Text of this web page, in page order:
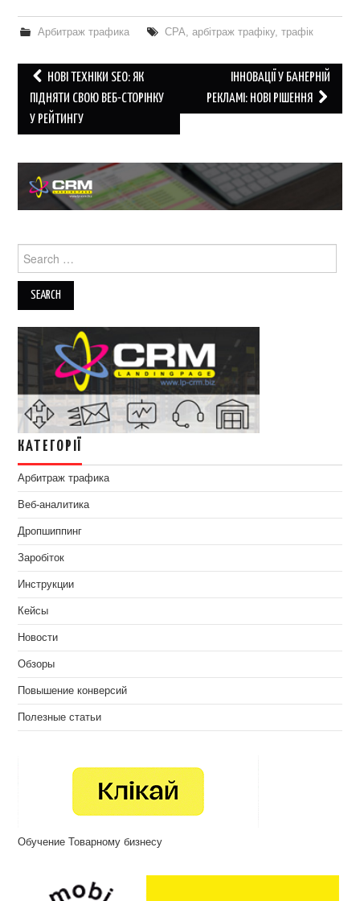
Арбитраж трафика CPA, арбітраж трафіку, трафік
Post
navigation
НОВІ ТЕХНІКИ SEO: ЯК
ПІДНЯТИ СВОЮ ВЕБ-СТОРІНКУ
У РЕЙТИНГУ
ІННОВАЦІЇ У БАНЕРНІЙ
РЕКЛАМІ: НОВІ РІШЕННЯ
Search
for:
КАТЕГОРІЇ
Арбитраж трафика
Веб-аналитика
Дропшиппинг
Заробіток
Инструкции
Кейсы
Новости
Обзоры
Повышение конверсий
Полезные статьи
Обучение Товарному бизнесу